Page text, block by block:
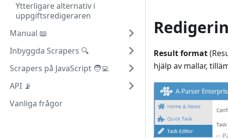
Ytterligare alternativ i
uppgiftsredigeraren
Manual 📖
Inbyggda Scrapers 🔍
Scrapers på JavaScript 🧑‍💻
API 📡
Vanliga frågor
Result format
hjälp av mallar,